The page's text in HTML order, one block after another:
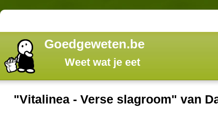
Goedgeweten.be
Weet wat je eet
"Vitalinea - Verse slagroom" van